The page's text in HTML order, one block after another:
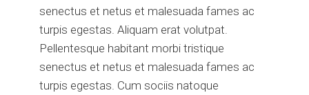
senectus et netus et malesuada fames ac
turpis egestas. Aliquam erat volutpat.
Pellentesque habitant morbi tristique
senectus et netus et malesuada fames ac
turpis egestas. Cum sociis natoque